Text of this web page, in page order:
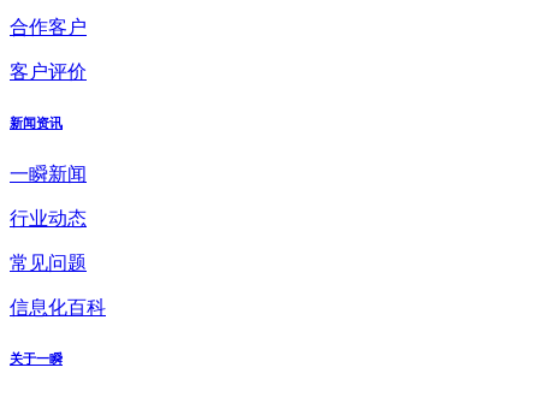
合作客户
客户评价
新闻资讯
一瞬新闻
行业动态
常见问题
信息化百科
关于一瞬